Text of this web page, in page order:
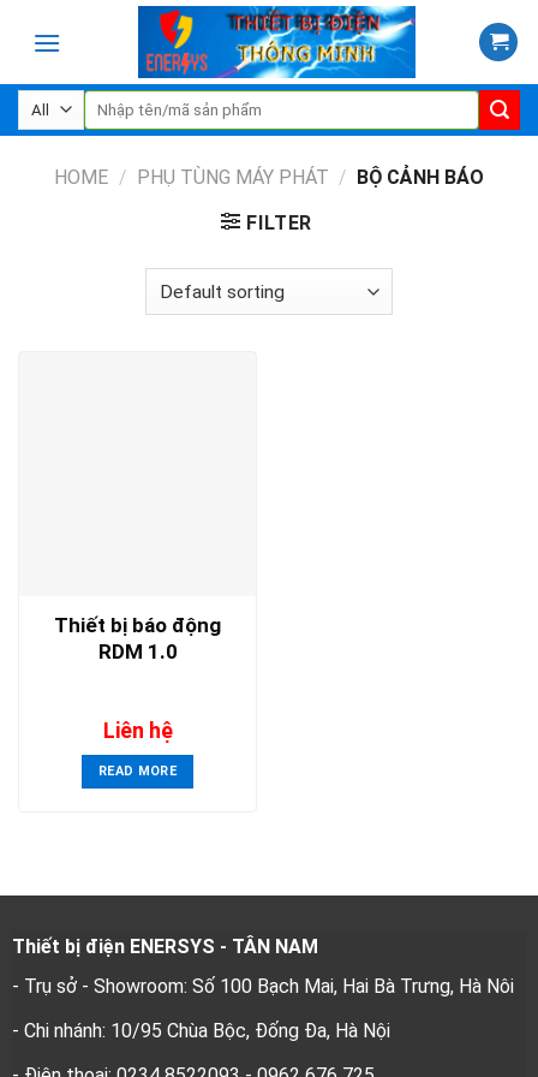
Search
for:
HOME / PHỤ TÙNG MÁY PHÁT / BỘ CẢNH BÁO
FILTER
Thiết bị báo động
RDM 1.0
Liên hệ
READ MORE
Thiết bị điện ENERSYS - TÂN NAM
- Trụ sở - Showroom: Số 100 Bạch Mai, Hai Bà Trưng, Hà Nôi
- Chi nhánh: 10/95 Chùa Bộc, Đống Đa, Hà Nội